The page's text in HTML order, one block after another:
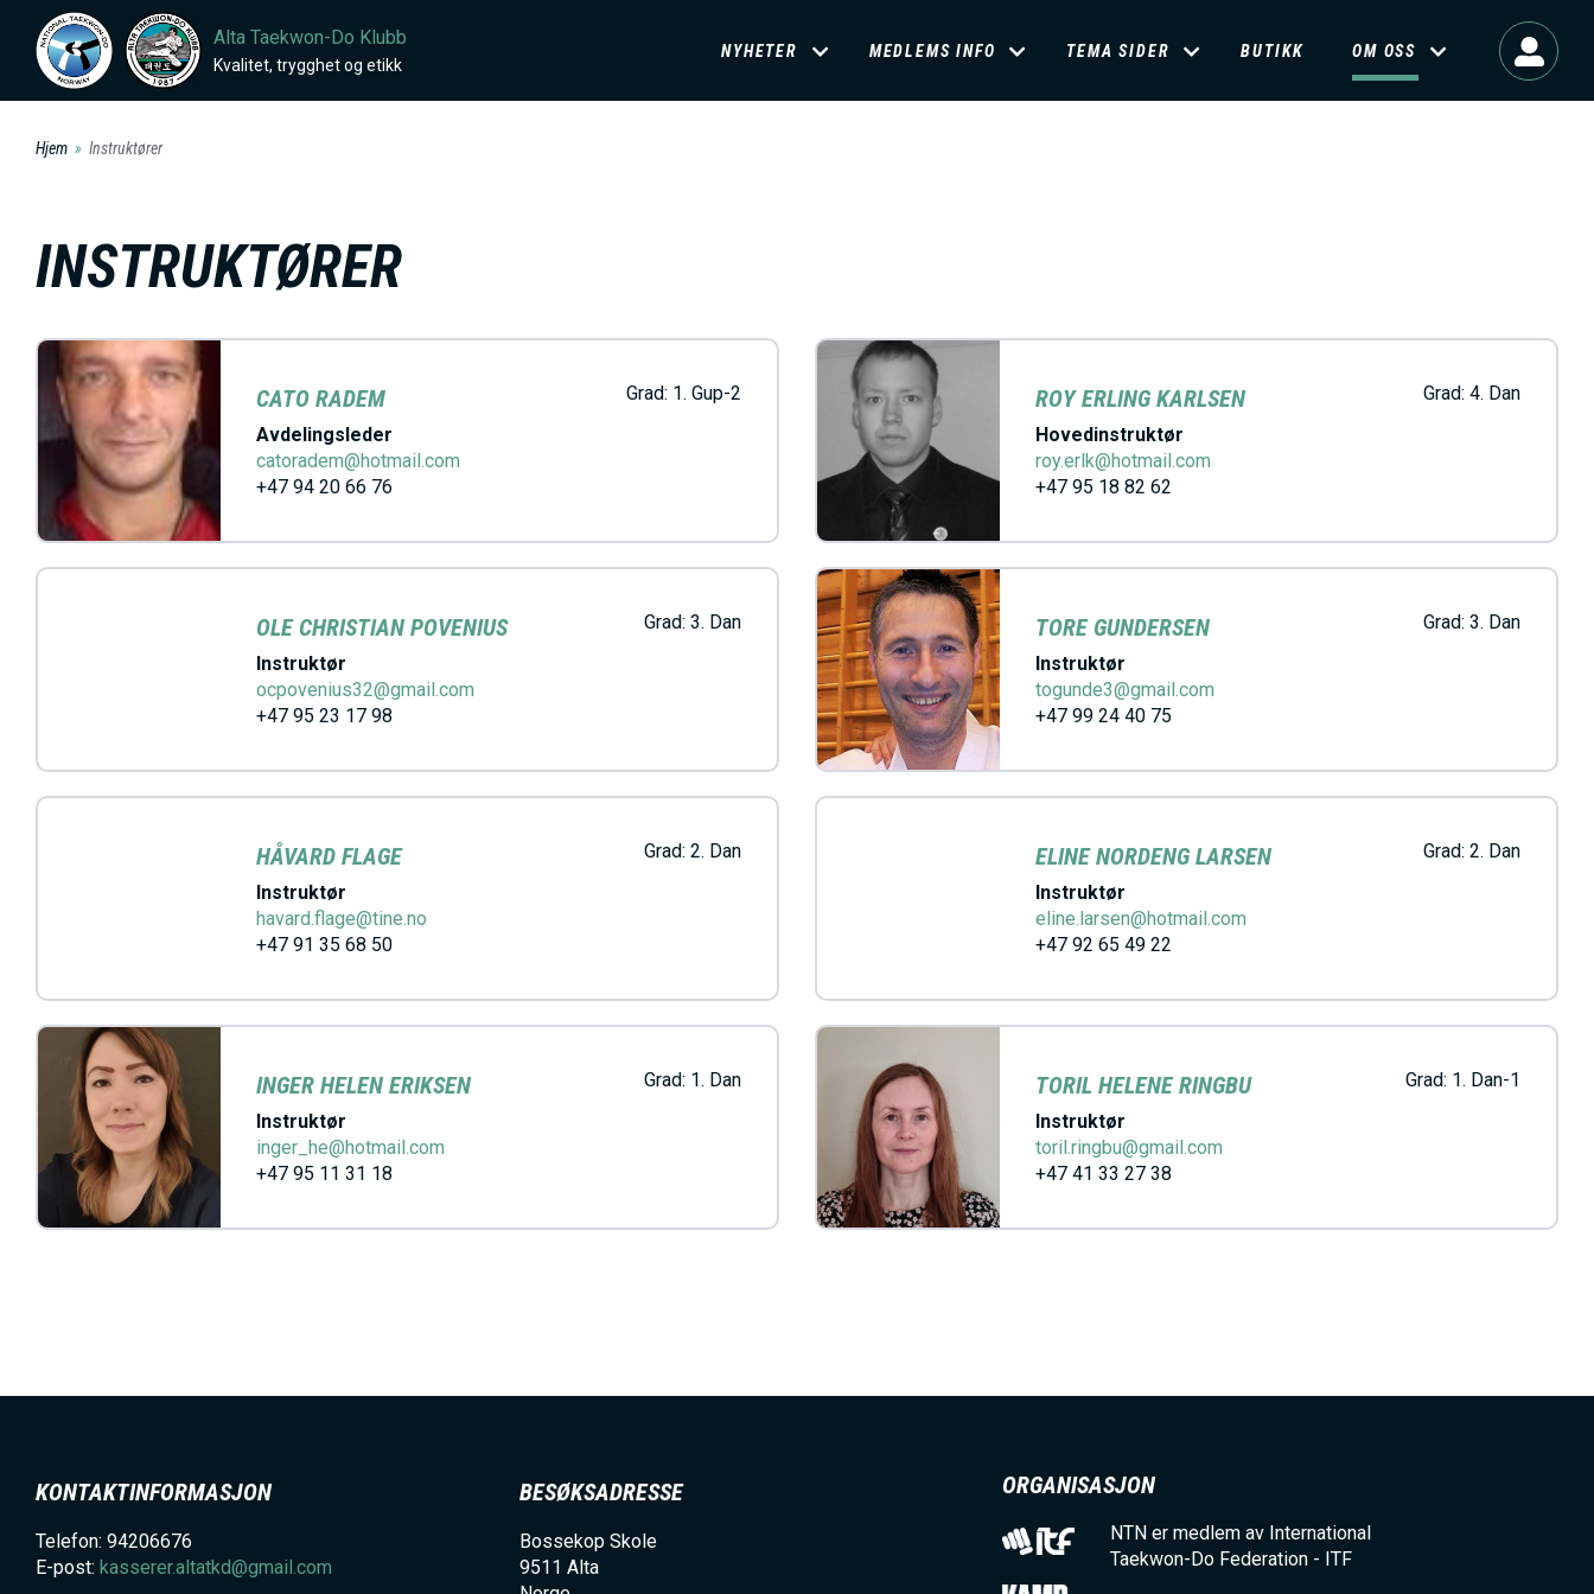
Alta Taekwon-Do Klubb
Kvalitet, trygghet og etikk
D
I
N
E
N
S
A
T
M
NYHETER MEDLEMS INFO TEMA SIDER BUTIKK OM OSS
Hjem Instruktører
INSTRUKTØRER
Grad: 1. Gup-2
CATO RADEM
Avdelingsleder
catoradem@hotmail.com
+47 94 20 66 76
Grad: 4. Dan
ROY ERLING KARLSEN
Hovedinstruktør
roy.erlk@hotmail.com
+47 95 18 82 62
Grad: 3. Dan
OLE CHRISTIAN POVENIUS
Instruktør
ocpovenius32@gmail.com
+47 95 23 17 98
Grad: 3. Dan
TORE GUNDERSEN
Instruktør
togunde3@gmail.com
+47 99 24 40 75
Grad: 2. Dan
HÅVARD FLAGE
Instruktør
havard.flage@tine.no
+47 91 35 68 50
Grad: 2. Dan
ELINE NORDENG LARSEN
Instruktør
eline.larsen@hotmail.com
+47 92 65 49 22
Grad: 1. Dan
INGER HELEN ERIKSEN
Instruktør
inger_he@hotmail.com
+47 95 11 31 18
Grad: 1. Dan-1
TORIL HELENE RINGBU
Instruktør
toril.ringbu@gmail.com
+47 41 33 27 38
KONTAKTINFORMASJON
Telefon: 94206676
E-post: kasserer.altatkd@gmail.com
BESØKSADRESSE
Bossekop Skole
9511 Alta
ORGANISASJON
NTN er medlem av International
Taekwon-Do Federation - ITF